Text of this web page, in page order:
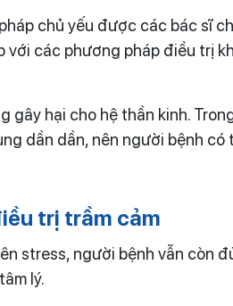
chủ yếu được các bác sĩ
với các phương pháp điều trị
gây hại cho hệ thần kinh.
dần dần, nên người bệnh
trị trầm cảm
stress, người bệnh vẫn còn
lý.